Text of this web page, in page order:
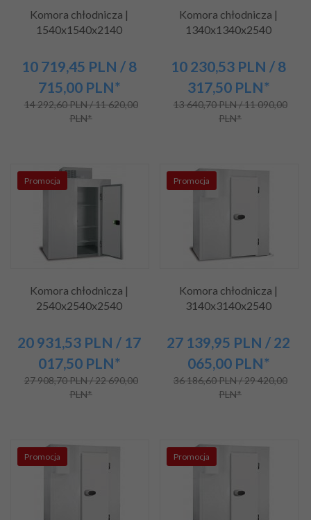
Komora chłodnicza |
1540x1540x2140
10 719,45 PLN / 8
715,00 PLN*
14 292,60 PLN / 11 620,00
PLN*
Komora chłodnicza |
1340x1340x2540
10 230,53 PLN / 8
317,50 PLN*
13 640,70 PLN / 11 090,00
PLN*
Promocja
Komora chłodnicza |
2540x2540x2540
20 931,53 PLN / 17
017,50 PLN*
27 908,70 PLN / 22 690,00
PLN*
Promocja
Komora chłodnicza |
3140x3140x2540
27 139,95 PLN / 22
065,00 PLN*
36 186,60 PLN / 29 420,00
PLN*
Promocja Promocja